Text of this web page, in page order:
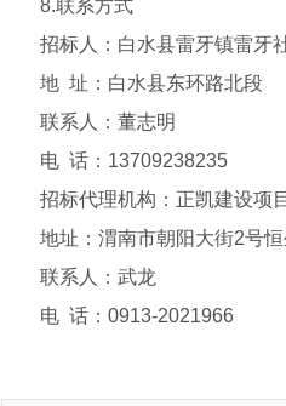
8.联系方式
招标人：白水县雷牙镇雷牙
地 址：白水县东环路北段
联系人：董志明
电 话：13709238235
招标代理机构：正凯建设项
地址：渭南市朝阳大街2号
联系人：武龙
电 话：0913-2021966